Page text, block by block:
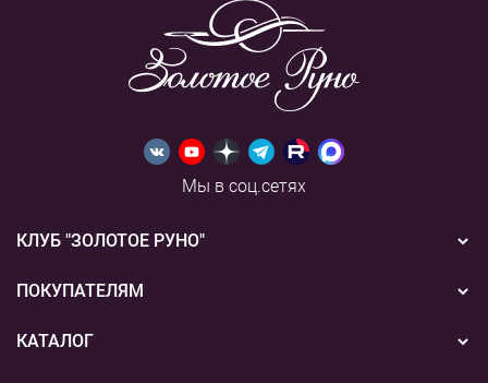
Мы в соц.сетях
КЛУБ "ЗОЛОТОЕ РУНО"
Новости
Акции
ПОКУПАТЕЛЯМ
Бонусная система
КАТАЛОГ